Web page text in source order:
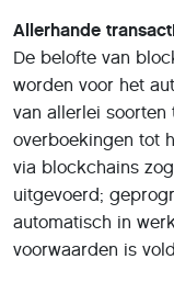
Allerhande
De belofte van
worden voor het
van allerlei soorten
overboekingen tot
via blockchains
uitgevoerd;
automatisch in
voorwaarden is